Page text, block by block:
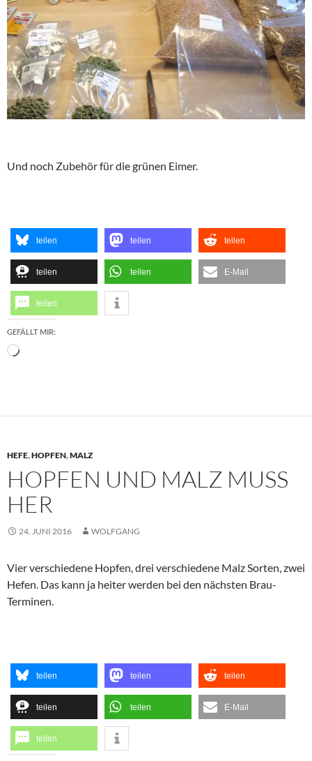
Und noch Zubehör für die grünen Eimer.
teilen teilen teilen
teilen teilen E-Mail
teilen
GEFÄLLT MIR:
Wird
HEFE,HOPFEN,MALZ
HOPFEN UND MALZ MUSS
HER
24. JUNI 2016 WOLFGANG
Vier verschiedene Hopfen, drei verschiedene Malz Sorten, zwei
Hefen. Das kann ja heiter werden bei den nächsten Brau-
Terminen.
teilen teilen teilen
teilen teilen E-Mail
teilen